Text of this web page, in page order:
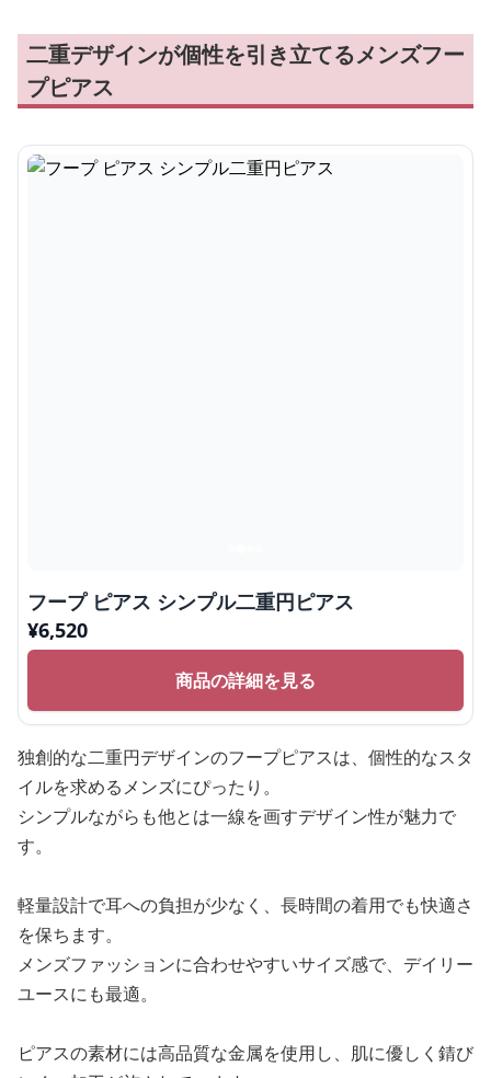
二重デザインが個性を引き立てるメンズフー
プピアス
フープ ピアス シンプル二重円ピアス
¥6,520
商品の詳細を見る
独創的な二重円デザインのフープピアスは、個性的なスタ
イルを求めるメンズにぴったり。
シンプルながらも他とは一線を画すデザイン性が魅力で
す。
軽量設計で耳への負担が少なく、長時間の着用でも快適さ
を保ちます。
メンズファッションに合わせやすいサイズ感で、デイリー
ユースにも最適。
ピアスの素材には高品質な金属を使用し、肌に優しく錆び